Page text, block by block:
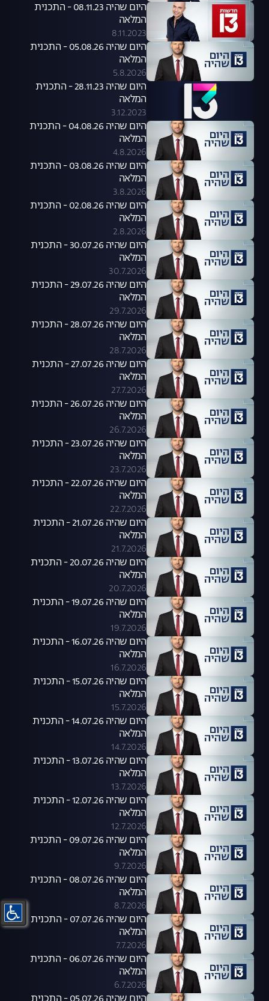
היום שהיה 08.11.23 - התכנית
המלאה
8.11.2023
היום שהיה 05.08.26 - התכנית
המלאה
5.8.2026
היום שהיה 28.11.23 - התכנית
המלאה
3.12.2023
היום שהיה 04.08.26 - התכנית
המלאה
4.8.2026
היום שהיה 03.08.26 - התכנית
המלאה
3.8.2026
היום שהיה 02.08.26 - התכנית
המלאה
2.8.2026
היום שהיה 30.07.26 - התכנית
המלאה
30.7.2026
היום שהיה 29.07.26 - התכנית
המלאה
29.7.2026
היום שהיה 28.07.26 - התכנית
המלאה
28.7.2026
היום שהיה 27.07.26 - התכנית
המלאה
27.7.2026
היום שהיה 26.07.26 - התכנית
המלאה
26.7.2026
היום שהיה 23.07.26 - התכנית
המלאה
23.7.2026
היום שהיה 22.07.26 - התכנית
המלאה
22.7.2026
היום שהיה 21.07.26 - התכנית
המלאה
21.7.2026
היום שהיה 20.07.26 - התכנית
המלאה
20.7.2026
היום שהיה 19.07.26 - התכנית
המלאה
19.7.2026
היום שהיה 16.07.26 - התכנית
המלאה
16.7.2026
היום שהיה 15.07.26 - התכנית
המלאה
15.7.2026
היום שהיה 14.07.26 - התכנית
המלאה
14.7.2026
היום שהיה 13.07.26 - התכנית
המלאה
13.7.2026
היום שהיה 12.07.26 - התכנית
המלאה
12.7.2026
היום שהיה 09.07.26 - התכנית
המלאה
9.7.2026
היום שהיה 08.07.26 - התכנית
המלאה
8.7.2026
היום שהיה 07.07.26 - התכנית
המלאה
7.7.2026
היום שהיה 06.07.26 - התכנית
המלאה
6.7.2026